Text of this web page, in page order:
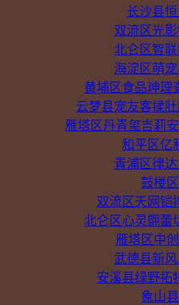
长沙县
双流区光
北仑区智
海淀区萌
黄埔区食品珅理
云梦县宠友客揉
雁塔区丹青玺吉莉
和平区亿
青浦区律
鼓楼
双流区天网铠
北仑区心灵翾蕾
雁塔区中
武德县新
安溪县绿野拓
象山